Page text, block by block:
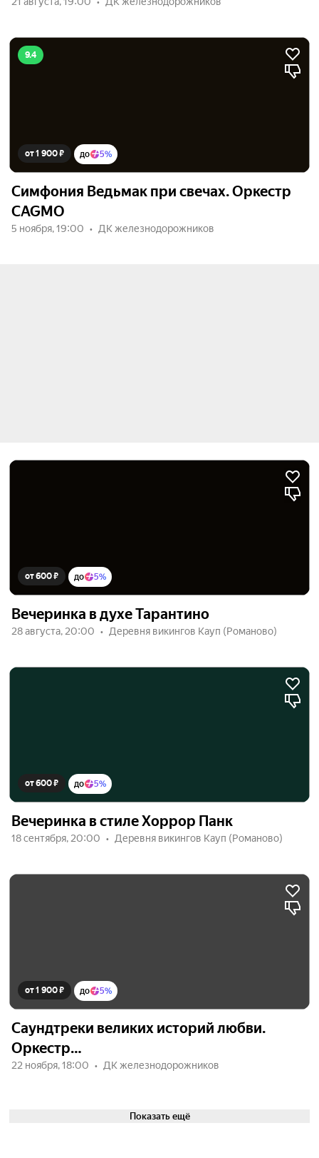
9.4
от 1 900 ₽ до 5%
Симфония Ведьмак при свечах. Оркестр
CAGMO
5 ноября, 19:00 ДК железнодорожников
от 600 ₽ до 5%
Вечеринка в духе Тарантино
28 августа, 20:00 Деревня викингов Кауп (Романово)
от 600 ₽ до 5%
Вечеринка в стиле Хоррор Панк
18 сентября, 20:00 Деревня викингов Кауп (Романово)
от 1 900 ₽ до 5%
Саундтреки великих историй любви.
Оркестр…
22 ноября, 18:00 ДК железнодорожников
Показать ещё